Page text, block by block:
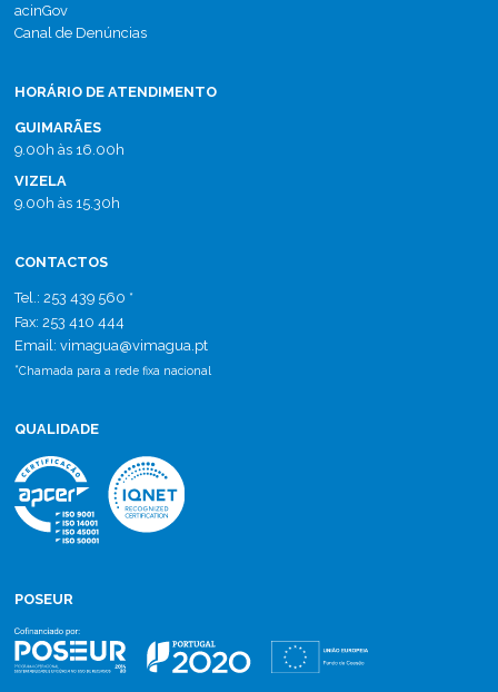
acinGov
Canal de Denúncias
HORÁRIO DE ATENDIMENTO
GUIMARÃES
9.00h às 16.00h
VIZELA
9.00h às 15.30h
CONTACTOS
Tel.: 253 439 560 *
Fax: 253 410 444
Email: vimagua@vimagua.pt
*Chamada para a rede fixa nacional
QUALIDADE
POSEUR